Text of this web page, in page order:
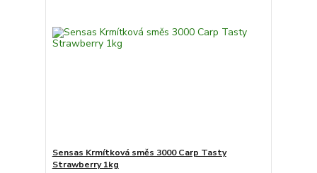
Sensas Krmítková směs 3000 Carp Tasty
Strawberry 1kg